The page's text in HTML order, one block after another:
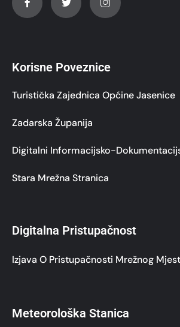
Korisne Poveznice
Turistička Zajednica Općine Jasenice
Zadarska Županija
Digitalni Informacijsko-
Stara Mrežna Stranica
Digitalna Pristupačnost
Izjava O Pristupačnosti Mrežnog
Meteorološka Stanica